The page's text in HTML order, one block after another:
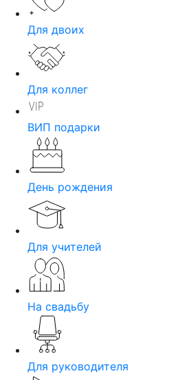
Для двоих
Для коллег
ВИП подарки
День рождения
Для учителей
На свадьбу
Для руководителя